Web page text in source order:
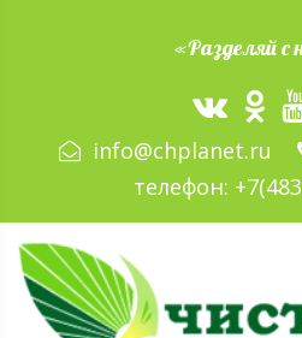
«Разделяй с
info@chplanet.ru
телефон: